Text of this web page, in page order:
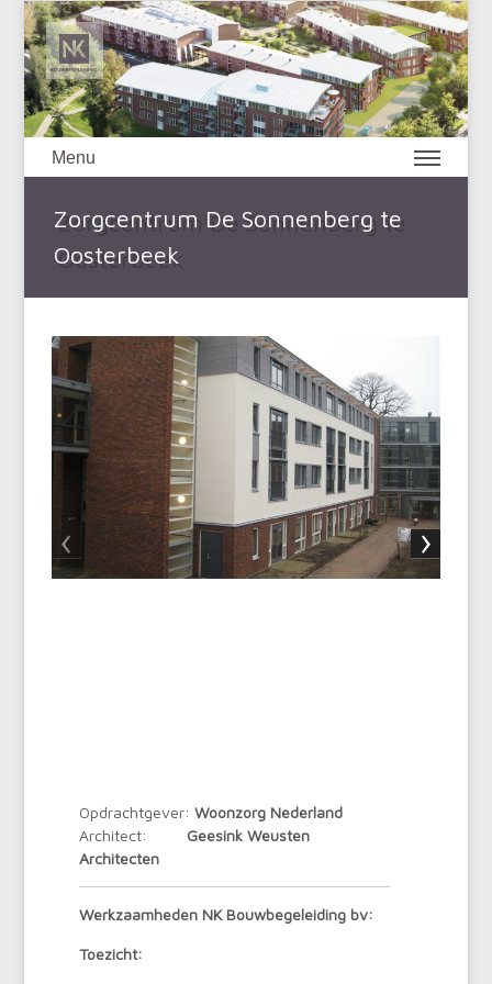
Menu
Zorgcentrum De Sonnenberg te
Oosterbeek
Opdrachtgever:Woonzorg Nederland
Architect:
Geesink Weusten
Architecten
Werkzaamheden NK Bouwbegeleiding bv:
Toezicht: